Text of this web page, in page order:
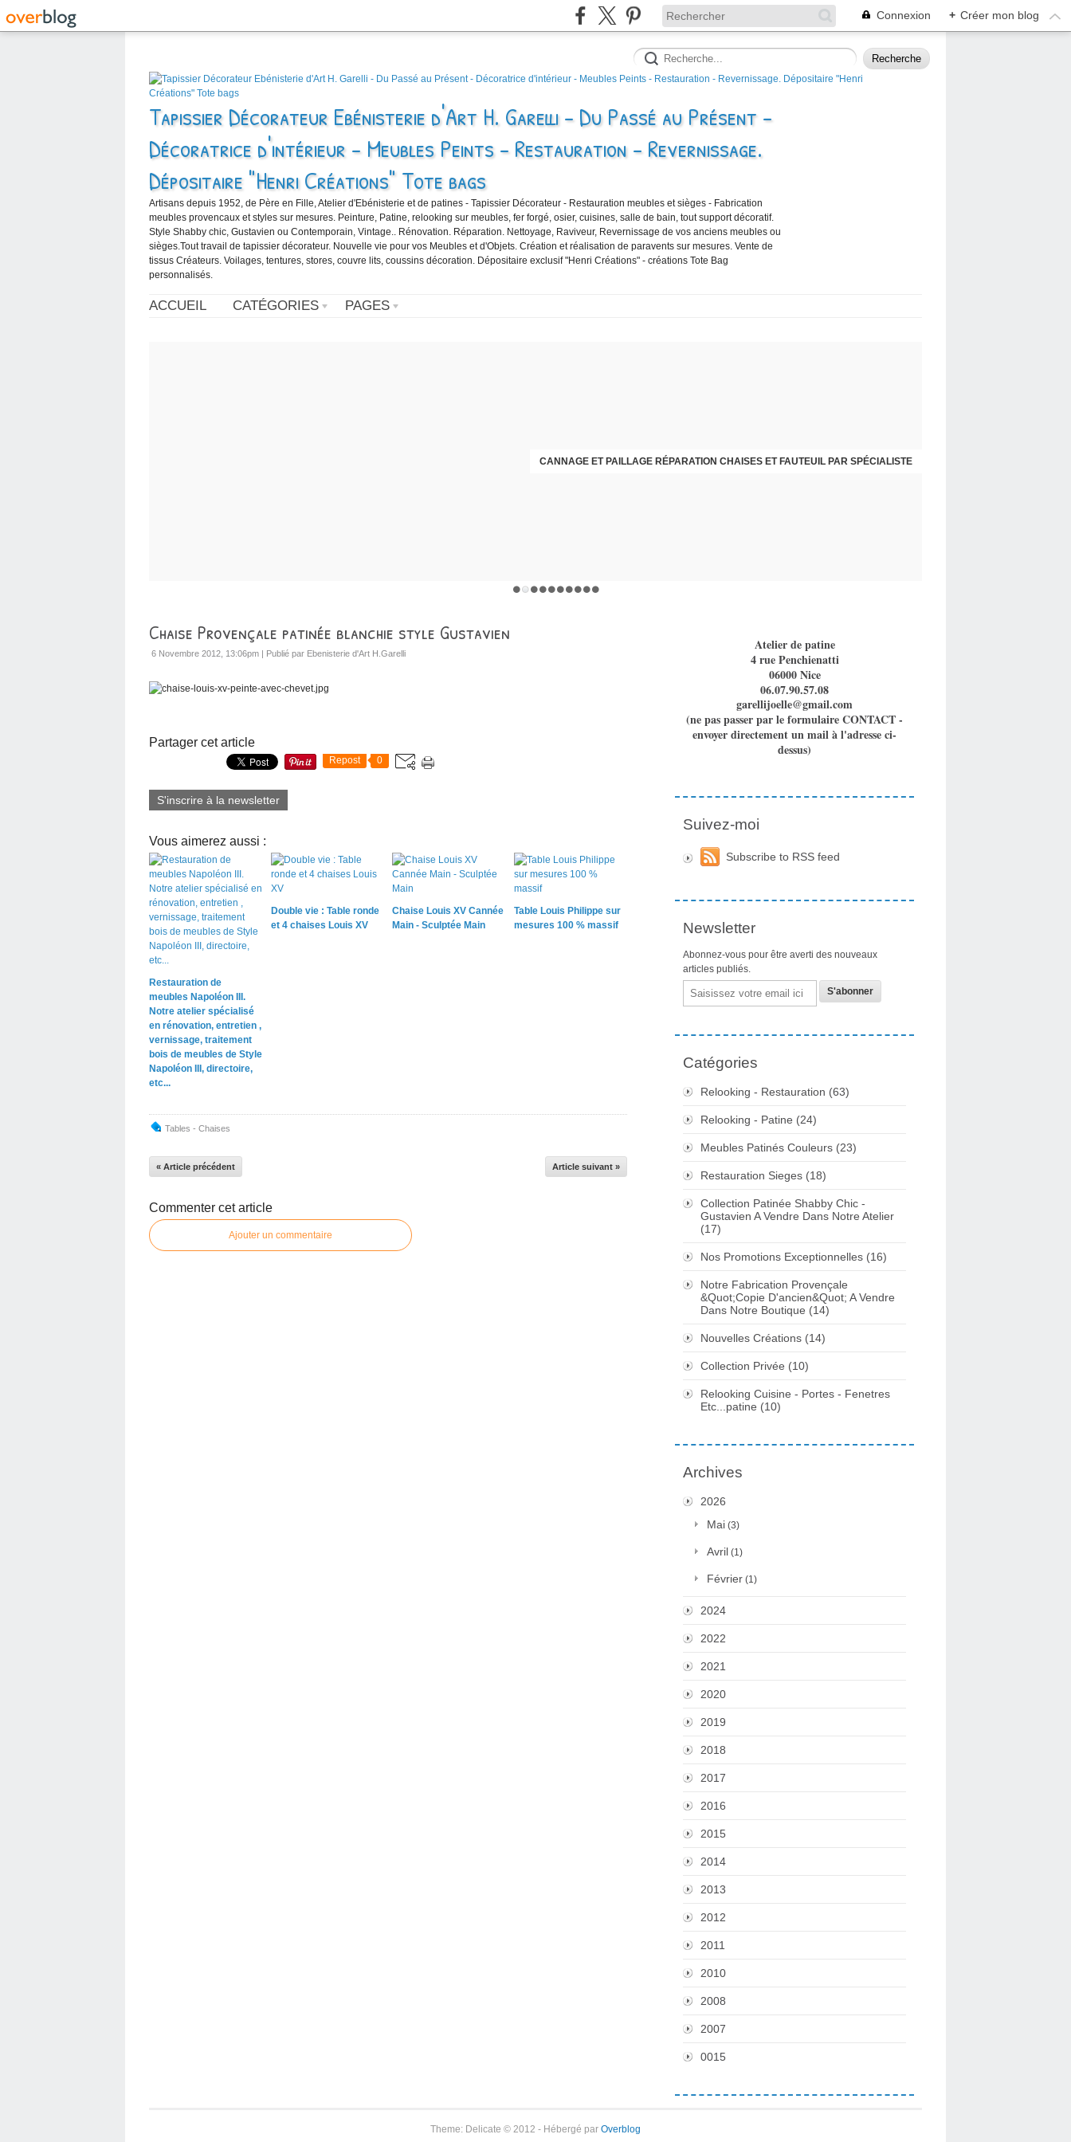
Connexion + Créer mon blog
Tapissier Décorateur Ebénisterie d'Art H. Garelli - Du Passé au Présent -
Décoratrice d'intérieur - Meubles Peints - Restauration - Revernissage.
Dépositaire "Henri Créations" Tote bags
Artisans depuis 1952, de Père en Fille, Atelier d'Ebénisterie et de patines - Tapissier Décorateur - Restauration meubles et sièges - Fabrication
meubles provencaux et styles sur mesures. Peinture, Patine, relooking sur meubles, fer forgé, osier, cuisines, salle de bain, tout support décoratif.
Style Shabby chic, Gustavien ou Contemporain, Vintage.. Rénovation. Réparation. Nettoyage, Raviveur, Revernissage de vos anciens meubles ou
sièges.Tout travail de tapissier décorateur. Nouvelle vie pour vos Meubles et d'Objets. Création et réalisation de paravents sur mesures. Vente de
tissus Créateurs. Voilages, tentures, stores, couvre lits, coussins décoration. Dépositaire exclusif "Henri Créations" - créations Tote Bag
personnalisés.
ACCUEIL CATÉGORIES PAGES
CANNAGE ET PAILLAGE RÉPARATION CHAISES ET FAUTEUIL PAR SPÉCIALISTE
Chaise Provençale patinée blanchie style Gustavien
6 Novembre 2012, 13:06pm | Publié par Ebenisterie d'Art H.Garelli
Partager cet article
Repost 0
S'inscrire à la newsletter
Vous aimerez aussi :
Restauration de
meubles Napoléon III.
Notre atelier spécialisé
en rénovation, entretien ,
vernissage, traitement
bois de meubles de Style
Napoléon III, directoire,
etc...
Double vie : Table ronde
et 4 chaises Louis XV
Chaise Louis XV Cannée
Main - Sculptée Main
Table Louis Philippe sur
mesures 100 % massif
Tables - Chaises
« Article précédent Article suivant »
Commenter cet article
Ajouter un commentaire
Atelier de patine
4 rue Penchienatti
06000 Nice
06.07.90.57.08
garellijoelle@gmail.com
(ne pas passer par le formulaire CONTACT -
envoyer directement un mail à l'adresse ci-
dessus)
Suivez-moi
Subscribe to RSS feed
Newsletter
Abonnez-vous pour être averti des nouveaux
articles publiés.
Email
Catégories
Relooking - Restauration (63)
Relooking - Patine (24)
Meubles Patinés Couleurs (23)
Restauration Sieges (18)
Collection Patinée Shabby Chic -
Gustavien A Vendre Dans Notre Atelier
(17)
Nos Promotions Exceptionnelles (16)
Notre Fabrication Provençale
&Quot;Copie D'ancien&Quot; A Vendre
Dans Notre Boutique (14)
Nouvelles Créations (14)
Collection Privée (10)
Relooking Cuisine - Portes - Fenetres
Etc...patine (10)
Archives
2026
Mai (3)
Avril (1)
Février (1)
2024
2022
2021
2020
2019
2018
2017
2016
2015
2014
2013
2012
2011
2010
2008
2007
0015
Theme: Delicate © 2012 - Hébergé par Overblog